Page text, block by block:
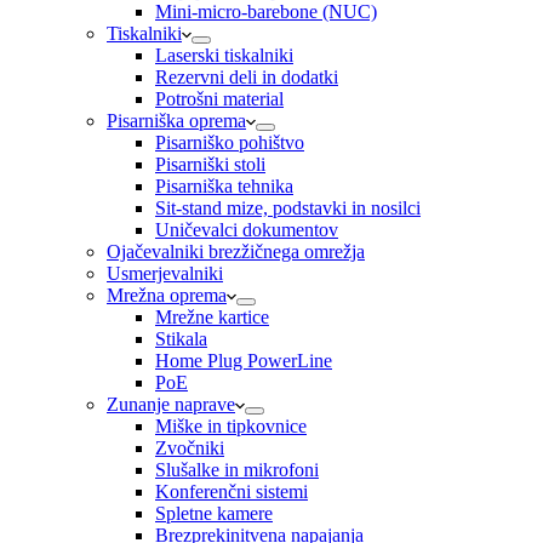
Mini-micro-barebone (NUC)
Tiskalniki
Laserski tiskalniki
Rezervni deli in dodatki
Potrošni material
Pisarniška oprema
Pisarniško pohištvo
Pisarniški stoli
Pisarniška tehnika
Sit-stand mize, podstavki in nosilci
Uničevalci dokumentov
Ojačevalniki brezžičnega omrežja
Usmerjevalniki
Mrežna oprema
Mrežne kartice
Stikala
Home Plug PowerLine
PoE
Zunanje naprave
Miške in tipkovnice
Zvočniki
Slušalke in mikrofoni
Konferenčni sistemi
Spletne kamere
Brezprekinitvena napajanja